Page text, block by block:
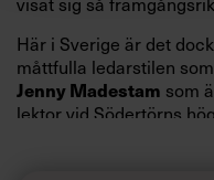
Här i Sverige är det
måttfulla ledarstilen
Jenny Madestam som
lektor vid Södertörns